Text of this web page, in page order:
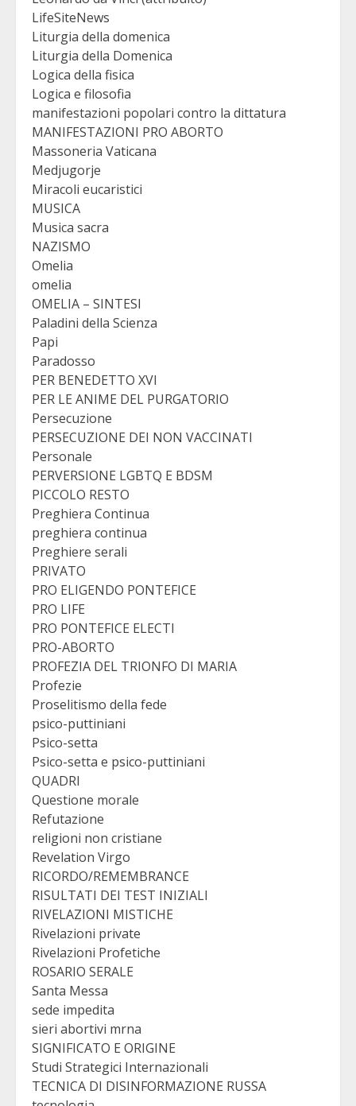
LifeSiteNews
Liturgia della domenica
Liturgia della Domenica
Logica della fisica
Logica e filosofia
manifestazioni popolari contro la dittatura
MANIFESTAZIONI PRO ABORTO
Massoneria Vaticana
Medjugorje
Miracoli eucaristici
MUSICA
Musica sacra
NAZISMO
Omelia
omelia
OMELIA – SINTESI
Paladini della Scienza
Papi
Paradosso
PER BENEDETTO XVI
PER LE ANIME DEL PURGATORIO
Persecuzione
PERSECUZIONE DEI NON VACCINATI
Personale
PERVERSIONE LGBTQ E BDSM
PICCOLO RESTO
Preghiera Continua
preghiera continua
Preghiere serali
PRIVATO
PRO ELIGENDO PONTEFICE
PRO LIFE
PRO PONTEFICE ELECTI
PRO-ABORTO
PROFEZIA DEL TRIONFO DI MARIA
Profezie
Proselitismo della fede
psico-puttiniani
Psico-setta
Psico-setta e psico-puttiniani
QUADRI
Questione morale
Refutazione
religioni non cristiane
Revelation Virgo
RICORDO/REMEMBRANCE
RISULTATI DEI TEST INIZIALI
RIVELAZIONI MISTICHE
Rivelazioni private
Rivelazioni Profetiche
ROSARIO SERALE
Santa Messa
sede impedita
sieri abortivi mrna
SIGNIFICATO E ORIGINE
Studi Strategici Internazionali
TECNICA DI DISINFORMAZIONE RUSSA